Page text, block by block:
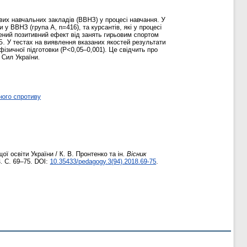
навчальних закладів (ВВНЗ) у процесі навчання. У
у ВВНЗ (група А, n=416), та курсантів, які у процесі
позитивний ефект від занять гирьовим спортом
У тестах на виявлення вказаних якостей результати
підготовки (Р<0,05–0,001). Це свідчить про
України.
спротиву
освіти України / К. В. Пронтенко та ін. Вісник
С. 69–75. DOI: 10.35433/pedagogy.3(94).2018.69-75